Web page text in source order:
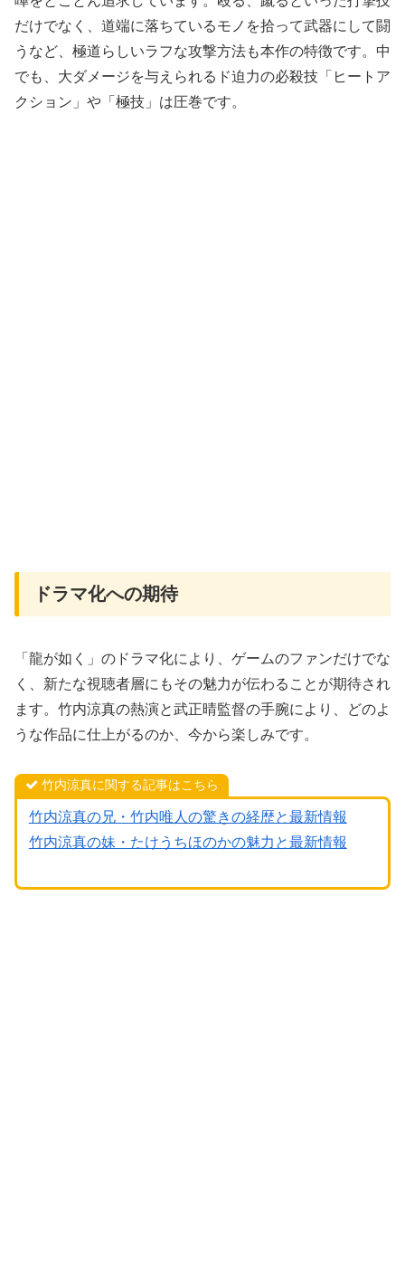
だけでなく、道端に落ちているモノを拾って武器にして闘
うなど、極道らしいラフな攻撃方法も本作の特徴です。中
でも、大ダメージを与えられるド迫力の必殺技「ヒートア
クション」や「極技」は圧巻です。
ドラマ化への期待
「龍が如く」のドラマ化により、ゲームのファンだけでな
く、新たな視聴者層にもその魅力が伝わることが期待され
ます。竹内涼真の熱演と武正晴監督の手腕により、どのよ
うな作品に仕上がるのか、今から楽しみです。
竹内涼真に関する記事はこちら
竹内涼真の兄・竹内唯人の驚きの経歴と最新情報
竹内涼真の妹・たけうちほのかの魅力と最新情報